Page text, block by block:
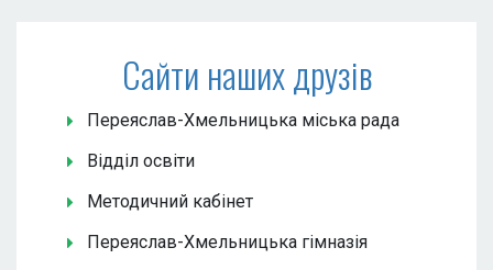
Сайти наших друзів
Переяслав-Хмельницька міська рада
Відділ освіти
Методичний кабінет
Переяслав-Хмельницька гімназія